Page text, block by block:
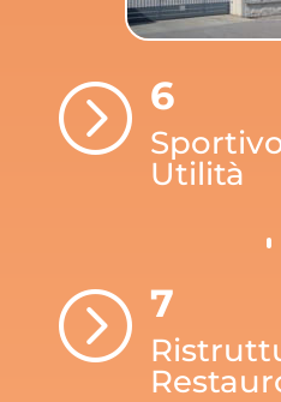
= 6
Utilità
= 7